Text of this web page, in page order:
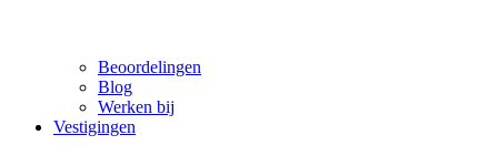
Beoordelingen
Blog
Werken bij
Vestigingen